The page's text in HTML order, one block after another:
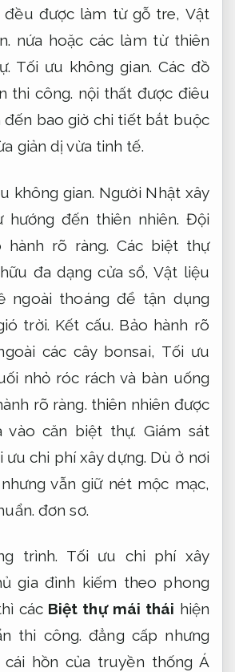
đều được làm từ gỗ tre, Vật
nứa hoặc các làm từ thiên
Tối ưu không gian. Các đồ
thi công. nội thất được điêu
đến bao giờ chi tiết bắt buộc
giản dị vừa tinh tế.
không gian. Người Nhật xây
hướng đến thiên nhiên. Đội
hành rõ ràng. Các biệt thự
đa dạng cửa sổ,Vật liệu
ngoài thoáng để tận dụng
trời. Kết cấu. Bảo hành rõ
các cây bonsai, Tối ưu
nhỏ róc rách và bàn uống
rõ ràng. thiên nhiên được
vào căn biệt thự. Giám sát
ưu chi phí xây dựng. Dù ở nơi
vẫn giữ nét mộc mạc,
đơn sơ.
trình. Tối ưu chi phí xây
gia đình kiếm theo phong
các Biệt thự mái thái hiện
thi công. đẳng cấp nhưng
hồn của truyền thống Á